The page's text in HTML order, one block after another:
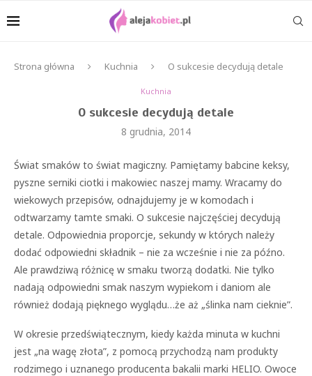
Strona główna Kuchnia O sukcesie decydują detale
Kuchnia
O sukcesie decydują detale
8 grudnia, 2014
Świat smaków to świat magiczny. Pamiętamy babcine keksy,
pyszne serniki ciotki i makowiec naszej mamy. Wracamy do
wiekowych przepisów, odnajdujemy je w komodach i
odtwarzamy tamte smaki. O sukcesie najczęściej decydują
detale. Odpowiednia proporcje, sekundy w których należy
dodać odpowiedni składnik – nie za wcześnie i nie za późno.
Ale prawdziwą różnicę w smaku tworzą dodatki. Nie tylko
nadają odpowiedni smak naszym wypiekom i daniom ale
również dodają pięknego wyglądu…że aż „ślinka nam cieknie”.
W okresie przedświątecznym, kiedy każda minuta w kuchni
jest „na wagę złota”, z pomocą przychodzą nam produkty
rodzimego i uznanego producenta bakalii marki HELIO. Owoce